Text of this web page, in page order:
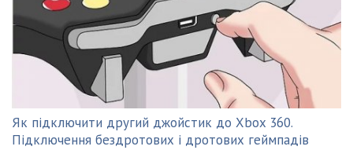
Як підключити другий джойстик до Xbox 360.
Підключення бездротових і дротових геймпадів